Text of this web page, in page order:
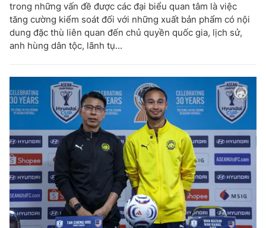
trong những vấn đề được các đại biểu quan tâm là việc
tăng cường kiểm soát đối với những xuất bản phẩm có nội
dung đặc thù liên quan đến chủ quyền quốc gia, lịch sử,
anh hùng dân tộc, lãnh tụ...